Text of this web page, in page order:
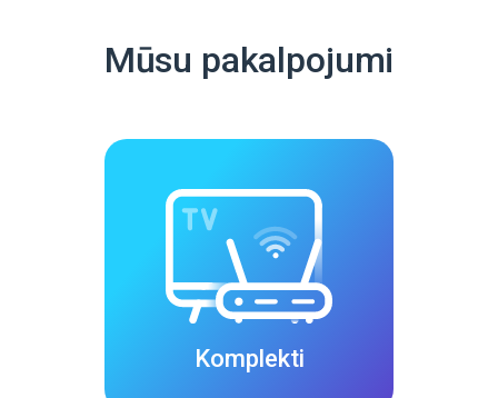
Mūsu pakalpojumi
Komplekti